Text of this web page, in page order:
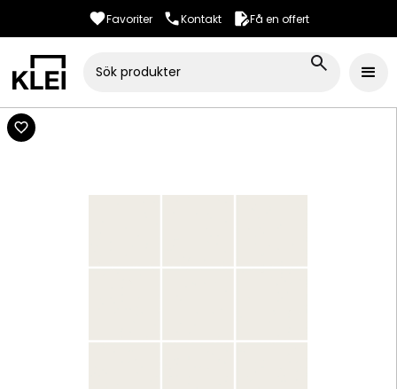
Favoriter Kontakt Få en offert